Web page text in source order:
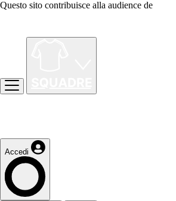
Questo sito contribuisce alla audience de
Accedi